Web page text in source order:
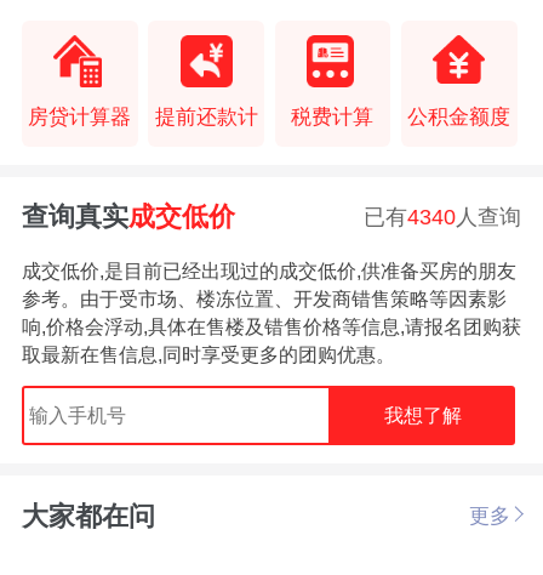
房贷计算器 提前还款计 税费计算 公积金额度
查询真实成交低价 已有4340 人查询
成交低价,是目前已经出现过的成交低价,供准备买房的朋友
参考。由于受市场、楼冻位置、开发商错售策略等因素影
响,价格会浮动,具体在售楼及错售价格等信息,请报名团购获
取最新在售信息,同时享受更多的团购优惠。
我想了解
大家都在问 更多